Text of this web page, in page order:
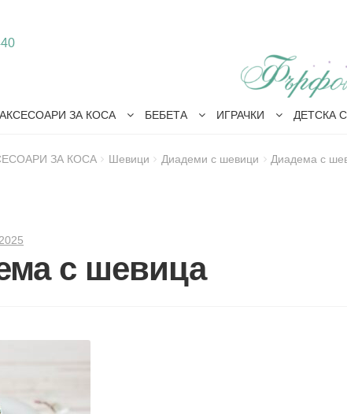
АКСЕСОАРИ ЗА КОСА БЕБЕТА ИГРАЧКИ ДЕТСКА
ЗА КОСА Шевици Диадеми с шевици Диадема с
с шевица